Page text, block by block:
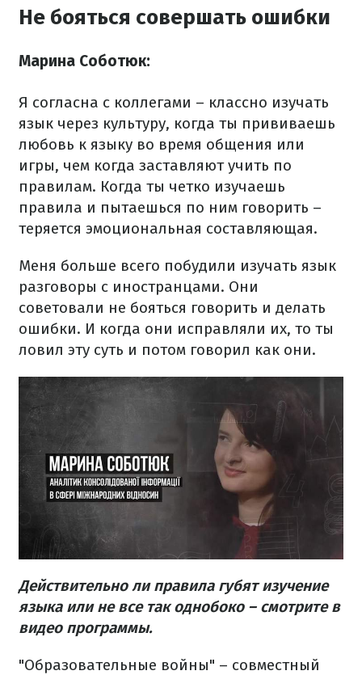
Не бояться совершать ошибки
Марина Соботюк:
Я согласна с коллегами – классно изучать
язык через культуру, когда ты прививаешь
любовь к языку во время общения или
игры, чем когда заставляют учить по
правилам. Когда ты четко изучаешь
правила и пытаешься по ним говорить –
теряется эмоциональная составляющая.
Меня больше всего побудили изучать язык
разговоры с иностранцами. Они
советовали не бояться говорить и делать
ошибки. И когда они исправляли их, то ты
ловил эту суть и потом говорил как они.
Действительно ли правила губят изучение
языка или не все так однобоко – смотрите в
видео программы.
"Образовательные войны" – совместный